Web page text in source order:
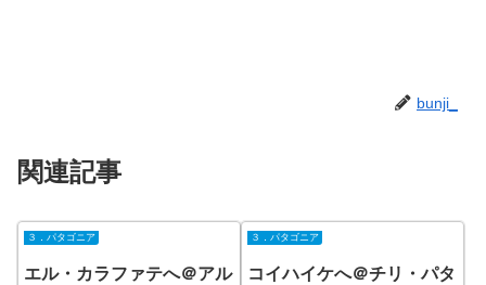
bunji_
関連記事
３．パタゴニア
エル・カラファテへ＠アル
３．パタゴニア
コイハイケへ＠チリ・パタ